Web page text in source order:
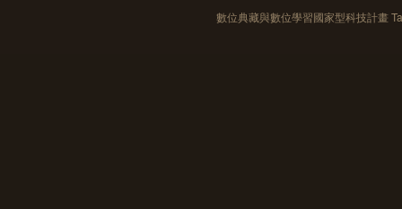
數位典藏與數位學習國家型科技計畫